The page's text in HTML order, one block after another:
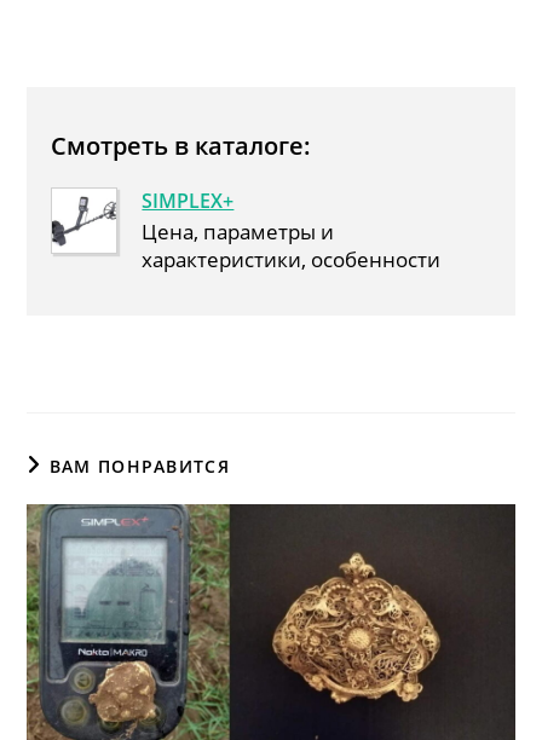
Смотреть в каталоге:
SIMPLEX+
Цена, параметры и
характеристики, особенности
ВАМ ПОНРАВИТСЯ